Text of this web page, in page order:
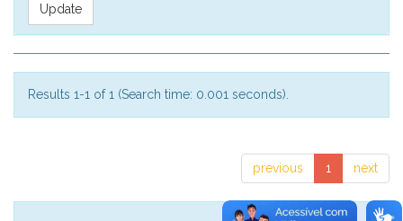
Results 1-1 of 1 (Search time: 0.001 seconds).
previous 1 next